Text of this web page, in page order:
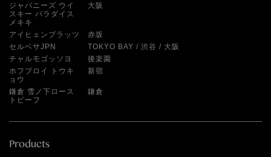
ジャパニーズ ウイ
スキー パラダイス
メキキ
大阪
アイヒェンプラッツ
赤坂
セルベサJPN
TOKYO BAY 渋谷
大阪
チャルモゴッソヨ
後楽園
ホフブロイ トウキ
ョウ
新宿
鎌倉 雪ノ下ロース
トビーフ
鎌倉